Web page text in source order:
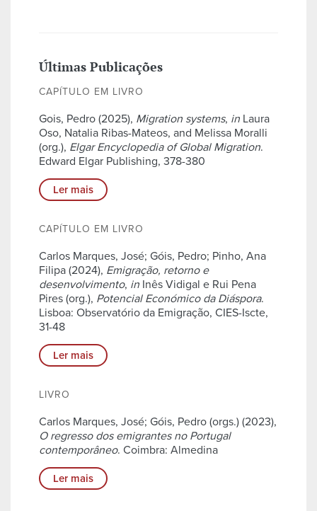
Últimas Publicações
CAPÍTULO EM LIVRO
Gois, Pedro (2025), Migration systems, in Laura
Oso, Natalia Ribas-Mateos, and Melissa Moralli
(org.), Elgar Encyclopedia of Global Migration.
Edward Elgar Publishing, 378-380
Ler mais
CAPÍTULO EM LIVRO
Carlos Marques, José; Góis, Pedro; Pinho, Ana
Filipa (2024), Emigração, retorno e
desenvolvimento, in Inês Vidigal e Rui Pena
Pires (org.), Potencial Económico da Diáspora.
Lisboa: Observatório da Emigração, CIES-Iscte,
31-48
Ler mais
LIVRO
Carlos Marques, José; Góis, Pedro (orgs.) (2023),
O regresso dos emigrantes no Portugal
contemporâneo. Coimbra: Almedina
Ler mais